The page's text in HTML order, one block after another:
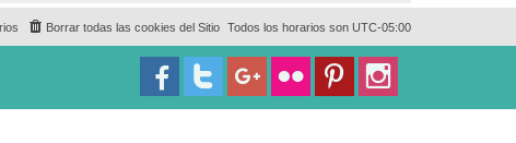
Todos los horarios son UTC-05:00
Borrar todas las cookies del Sitio